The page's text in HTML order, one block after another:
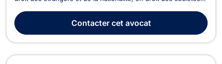
En droit de la famille, Maître Bijou D’HAEYER traite les litiges
relatifs au divorce, à ...Contactercet avocat